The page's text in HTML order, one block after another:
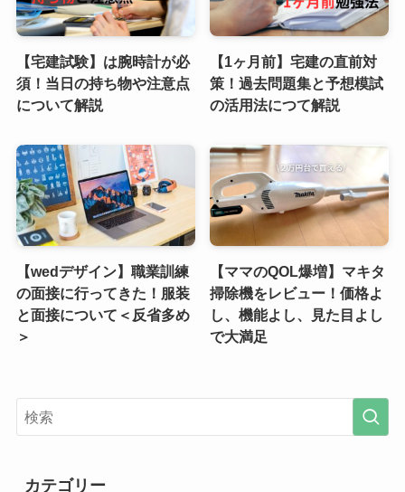
【宅建試験】は腕時計が必
須！当日の持ち物や注意点
について解説
【1ヶ月前】宅建の直前対
策！過去問題集と予想模試
の活用法につて解説
【wedデザイン】職業訓練
の面接に行ってきた！服装
と面接について＜反省多め
＞
【ママのQOL爆増】マキタ
掃除機をレビュー！価格よ
し、機能よし、見た目よし
で大満足
カテゴリー